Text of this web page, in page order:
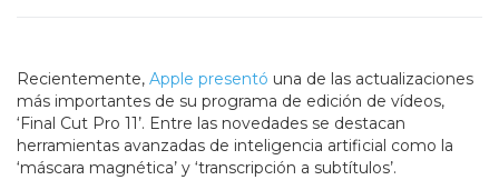
Recientemente, Apple presentó una de las actualizaciones
más importantes de su programa de edición de vídeos,
‘Final Cut Pro 11’. Entre las novedades se destacan
herramientas avanzadas de inteligencia artificial como la
‘máscara magnética’ y ‘transcripción a subtítulos’.